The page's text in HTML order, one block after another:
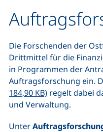
Die Forschenden der
Drittmittel für die
in Programmen der
Auftragsforschung ein.
184,90 KB)(öffnet neues
regelt dabei
und Verwaltung.
Unter